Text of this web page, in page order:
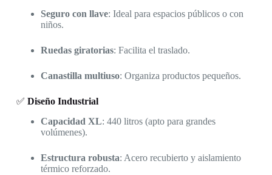
Seguro con llave: Ideal para espacios públicos o con
niños.
Ruedas giratorias: Facilita el traslado.
Canastilla multiuso: Organiza productos pequeños.
✅ Diseño Industrial
Capacidad XL: 440 litros (apto para grandes
volúmenes).
Estructura robusta: Acero recubierto y aislamiento
térmico reforzado.